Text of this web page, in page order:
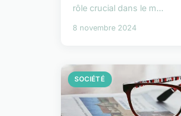
rôle crucial dans le m...
8 novembre 2024
SOCIÉTÉ